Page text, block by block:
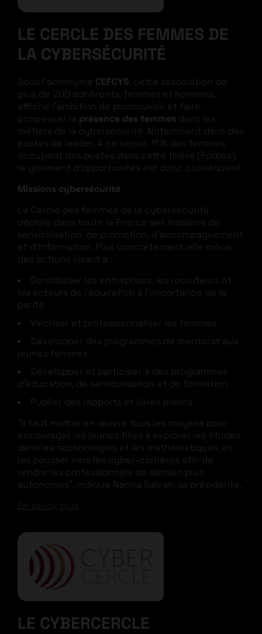
LE CERCLE DES FEMMES DE
LA CYBERSÉCURITÉ
Sous l’acronyme CEFCYS, cette association de
plus de 200 adhérents, femmes et hommes,
affiche l’ambition de promouvoir et faire
progresser la présence des femmes dans les
métiers de la cybersécurité. Notamment dans des
postes de leader. A ce séjour, 11 % des femmes
occupent des postes dans cette filière (Forbes),
le gisement d’opportunités est donc conséquent.
Missions cybersécurité
Le Cercle des femmes de la cybersécurité
déploie dans toute la France ses missions de
sensibilisation, de promotion, d’accompagnement
et d’information. Plus concrètement, elle mène
des actions visant à :
Sensibiliser les entreprises, les recruteurs et
les acteurs de l’éducation à l’importance de la
parité
Valoriser et professionnaliser les femmes
Développer des programmes de mentorat aux
jeunes femmes
Développer et participer à des programmes
d’éducation, de sensibilisation et de formation
Publier des rapports et livres blancs
“Il faut mettre en œuvre tous les moyens pour
encourager les jeunes filles à explorer les études
dans les technologies et les mathématiques, et
les pousser vers les cyber-carrières afin de
rendre les professionnels de demain plus
autonomes”, indique Nacira Salvan, sa présidente.
En savoir plus
LE CYBERCERCLE